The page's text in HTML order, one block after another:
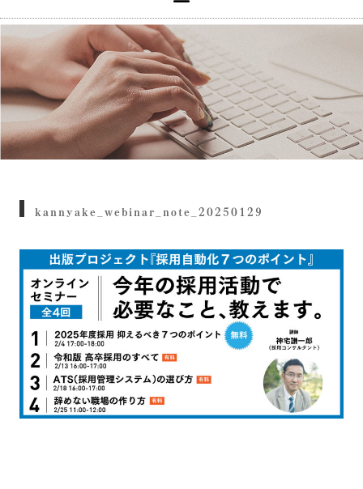
kannyake_webinar_note_20250129